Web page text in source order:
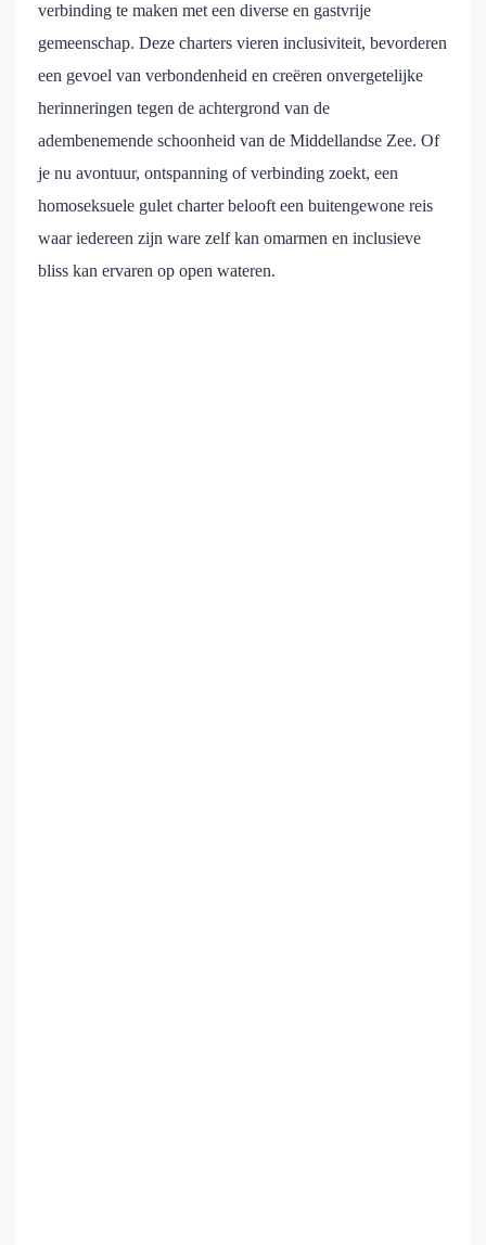
verbinding te maken met een diverse en gastvrije
gemeenschap. Deze charters vieren inclusiviteit, bevorderen
een gevoel van verbondenheid en creëren onvergetelijke
herinneringen tegen de achtergrond van de
adembenemende schoonheid van de Middellandse Zee. Of
je nu avontuur, ontspanning of verbinding zoekt, een
homoseksuele gulet charter belooft een buitengewone reis
waar iedereen zijn ware zelf kan omarmen en inclusieve
bliss kan ervaren op open wateren.